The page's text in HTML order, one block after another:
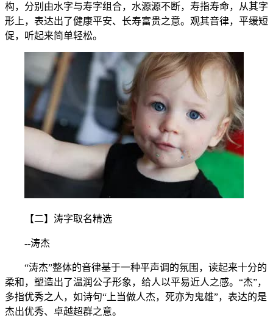
构，分别由水字与寿字组合，水源源不断，寿指寿命，从其字
形上，表达出了健康平安、长寿富贵之意。观其音律，平缓短
促，听起来简单轻松。
【二】涛字取名精选
--涛杰
“涛杰”整体的音律基于一种平声调的氛围，读起来十分的
柔和，塑造出了温润公子形象，给人以平易近人之感。“杰”，
多指优秀之人，如诗句“上当做人杰，死亦为鬼雄”，表达的是
杰出优秀、卓越超群之意。